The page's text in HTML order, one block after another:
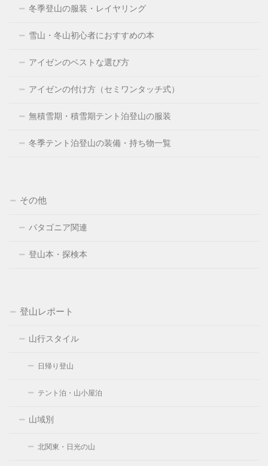
冬季登山の服装・レイヤリング
雪山・冬山初心者におすすめの本
アイゼンのベストな選び方
アイゼンの付け方（セミワンタッチ式）
無積雪期・積雪期テント泊登山の服装
冬季テント泊登山の装備・持ち物一覧
その他
パタゴニア関連
登山本・探検本
登山レポート
山行スタイル
日帰り登山
テント泊・山小屋泊
山域別
北関東・日光の山